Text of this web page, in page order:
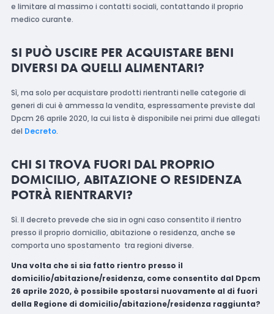
e limitare al massimo i contatti sociali, contattando il proprio
medico curante.
SI PUÒ USCIRE PER ACQUISTARE BENI
DIVERSI DA QUELLI ALIMENTARI?
Sì, ma solo per acquistare prodotti rientranti nelle categorie di
generi di cui è ammessa la vendita, espressamente previste dal
Dpcm 26 aprile 2020, la cui lista è disponibile nei primi due allegati
del Decreto.
CHI SI TROVA FUORI DAL PROPRIO
DOMICILIO, ABITAZIONE O RESIDENZA
POTRÀ RIENTRARVI?
Sì. Il decreto prevede che sia in ogni caso consentito il rientro
presso il proprio domicilio, abitazione o residenza, anche se
comporta uno spostamento tra regioni diverse.
Una volta che si sia fatto rientro presso il
domicilio/abitazione/residenza, come consentito dal Dpcm
26 aprile 2020, è possibile spostarsi nuovamente al di fuori
della Regione di domicilio/abitazione/residenza raggiunta?